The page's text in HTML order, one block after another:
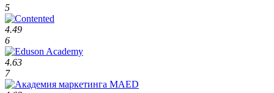
5
4.49
6
4.63
7